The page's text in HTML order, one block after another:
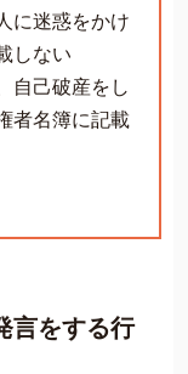
に迷惑をかけ
しない
自己破産をし
者名簿に記載
言をする行